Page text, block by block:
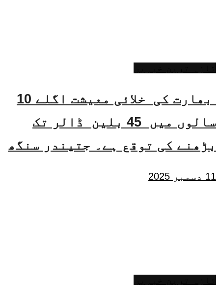
بھارت کی خلائی معیشت اگلے 10
سالوں میں 45 بلین ڈالر تک
بڑھنے کی توقع ہے۔ جتیندر سنگھ
11 دسمبر 2025